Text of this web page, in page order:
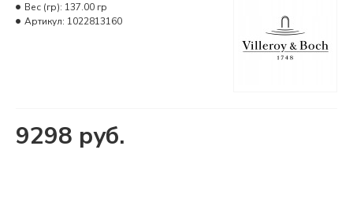
9298 руб.
Вес (гр): 137.00 гр
Артикул: 1022813160